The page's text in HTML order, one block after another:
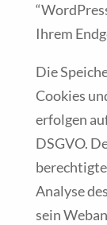
Ihrem
Die
Cookies
erfolgen
DSGVO.
Analyse
sein